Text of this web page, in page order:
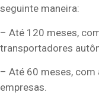
seguinte maneira:
– Até 120 meses,
transportadores
– Até 60 meses, com
empresas.